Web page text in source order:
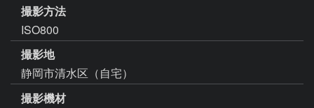
撮影方法
ISO800
撮影地
静岡市清水区（自宅）
撮影機材